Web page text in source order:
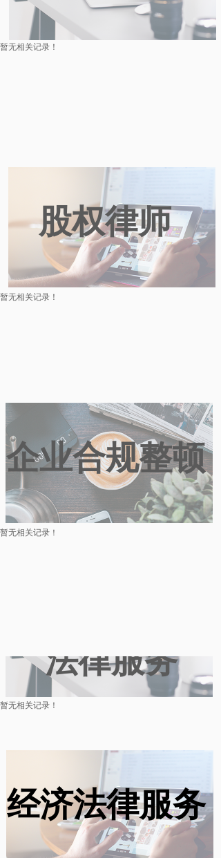
暂无相关记录！
暂无相关记录！
暂无相关记录！
股权律师
企业合规整顿
暂无相关记录！
法律服务
经济法律服务